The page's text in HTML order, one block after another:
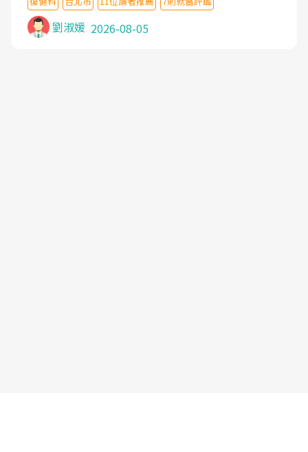
沒有用,後來連吃到嗎啡類止痛藥都效果有限,只是壓
症狀,沒多久就痛起來,多年失眠嚴重影響生活品質.
台灣親友介紹忠孝醫院杜育才主任是頸頭症候群專
劉淑媛 2026-08-05